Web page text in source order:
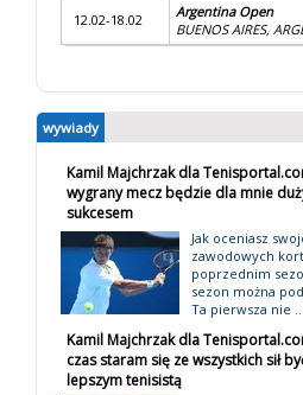
12.02-18.02
Argentina Open
BUENOS AIRES,
wywiady
Kamil Majchrzak dla
wygrany mecz będzie dla mnie
sukcesem
Jak oceniasz
zawodowych
poprzednim
sezon można
Ta pierwsza nie ...
Kamil Majchrzak dla
czas staram się ze wszystkich sił
lepszym tenisistą